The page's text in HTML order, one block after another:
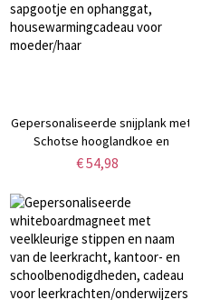
Gepersonaliseerde snijplank met
Schotse hooglandkoe en
bloemenmotief, inclusief naam,
sapgootje en ophanggat,
housewarmingcadeau voor
moeder/haar
€ 54,98